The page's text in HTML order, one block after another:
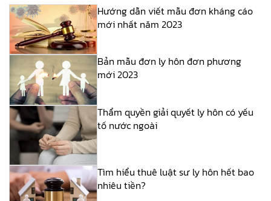
Hướng dẫn viết mẫu đơn kháng cáo
mới nhất năm 2023
Bản mẫu đơn ly hôn đơn phương
mới 2023
Thẩm quyền giải quyết ly hôn có yếu
tố nước ngoài
Tìm hiểu thuê luật sư ly hôn hết bao
nhiêu tiền?